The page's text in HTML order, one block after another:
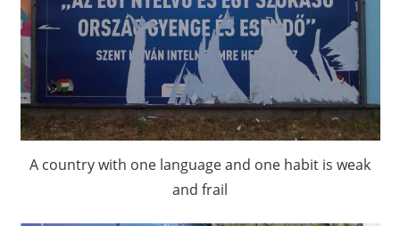
A country with one language and one habit is weak
and frail